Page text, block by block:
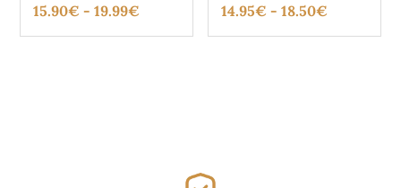
Valorado
con
de 5
15.90€ - 19.99€
de
Valorado
con
de 5
14.95€ - 18.50€
de